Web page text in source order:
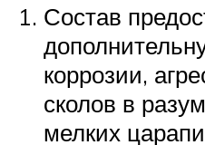
Состав
коррозии,
сколов в
мелких